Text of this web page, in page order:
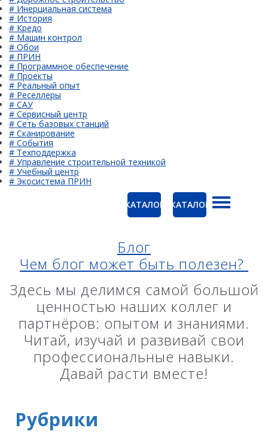
# Инерциальная система
# История
# Кредо
# Машин контрол
# Обои
# ПРИН
# Программное обеспечение
# Проекты
# Реальный опыт
# Реселлеры
# САУ
# Сервисный центр
# Сеть базовых станций
# Сканирование
# События
# Техподдержка
# Управление строительной техникой
# Учебный центр
# Экосистема ПРИН
КАТАЛОГ КАТАЛОГ
CHCNAV
EFIX
Trimble
Spectra Precision
Руснавгеосеть
Нивелиры
Блог
Чем блог может быть полезен?
Здесь мы делимся самой большой
ценностью наших коллег и
партнёров: опытом и знаниями.
Читай, изучай и развивай свои
профессиональные навыки.
Давай расти вместе!
Рубрики